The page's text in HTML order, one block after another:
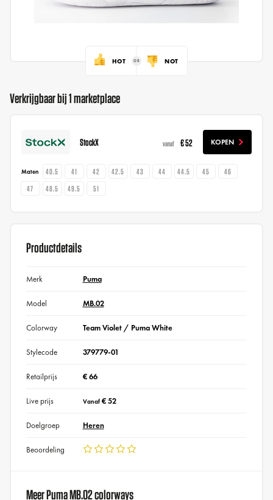
HOT NOT
Verkrijgbaar bij 1 marketplace
StockX vanaf € 52 KOPEN
Maten 40.5 41 42 42.5 43 44 44.5 45
46
47
48.5 49.5 51
Productdetails
Merk Puma
Model MB.02
Colorway Team Violet / Puma White
Stylecode 379779-01
Retailprijs € 66
Live prijs Vanaf€ 52
Doelgroep Heren
Beoordeling
Meer Puma MB.02 colorways